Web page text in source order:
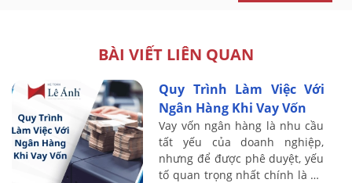
BÀI VIẾT LIÊN QUAN
Quy Trình Làm Việc Với
Ngân Hàng Khi Vay Vốn
Vay vốn ngân hàng là nhu cầu
tất yếu của doanh nghiệp,
nhưng để được phê duyệt, yếu
tố quan trọng nhất chính là hệ